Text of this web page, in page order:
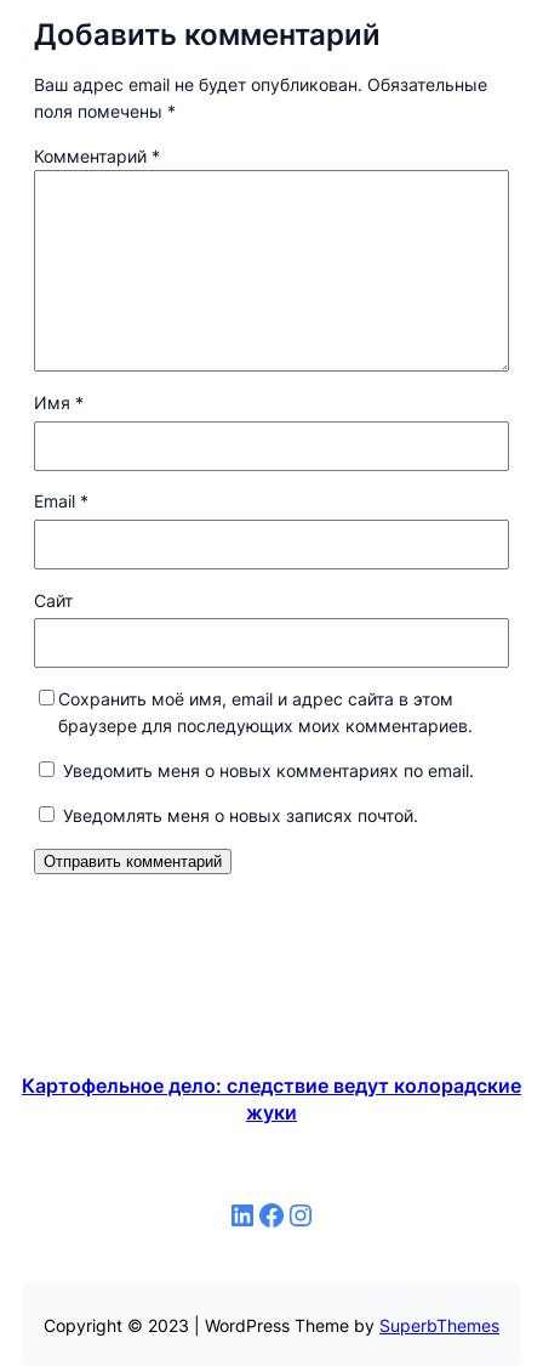
Добавить комментарий
Ваш адрес email не будет опубликован. Обязательные
поля помечены *
Комментарий *
Имя *
Email *
Сайт
Сохранить моё имя, email и адрес сайта в этом
браузере для последующих моих комментариев.
Уведомить меня о новых комментариях по email.
Уведомлять меня о новых записях почтой.
Картофельное дело: следствие ведут колорадские
жуки
LinkedIn Facebook Instagram
Copyright © 2023 | WordPress Theme by SuperbThemes